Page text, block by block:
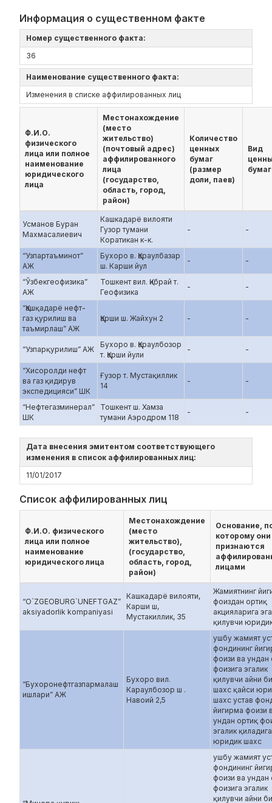
Информация о существенном факте
Номер существенного факта:
36
Наименование существенного факта:
Изменения в списке аффилированных лиц
Ф.И.О.
физического
лица или полное
наименование
юридического
лица
Местонахождение
(место
жительство)
(почтовый адрес)
аффилированного
лица
(государство,
область, город,
район)
Количество
ценных
бумаг
(размер
доли, паев)
Вид
бумаг
Усманов Буран
Махмасалиевич
Кашкадарё вилояти
Гузор тумани
Коратикан к-к.
- -
“Узпартаъминот”
АЖ
Бухоро в. Қараулбазар
ш. Карши йул
- -
“Ўзбекгеофизика”
АЖ
Тошкент вил. Қибрай т.
Геофизика
- -
“Қашқадарё нефт-
газ қурилиш ва
таъмирлаш” АЖ
Қарши ш. Жайхун 2 - -
“Узпарқурилиш” АЖ
Бухоро в. Қараулбозор
т. Қарши йули
- -
“Хисоролди нефт
ва газ қидирув
экспедицияси” ШК
Ғузор т. Мустақиллик
14
- -
“Нефтегазминерал”
ШК
Тошкент ш. Хамза
тумани Аэродром 118
- -
Дата внесения эмитентом соответствующего
изменения в список аффилированных лиц:
11/01/2017
Список аффилированных лиц
Ф.И.О. физического
лица или полное
наименование
юридического лица
Местонахождение
(место
жительство),
(государство,
область, город,
район)
Основание,
которому они
признаются
лицами
“O`ZGEOBURG`UNEFTGAZ”
aksiyadorlik kompaniyasi
Кашкадарё вилояти,
Карши ш,
Мустакиллик, 35
Жамиятнинг
фоиздан ортиқ
акцияларига
қилувчи
“Бухоронефтгазпармалаш
ишлари” АЖ
Бухоро вил.
Караулбозор ш .
Навоий 2,5
ушбу жамият
фондининг
фоизи ва ундан
фоизига эгалик
қилувчи айни
шахс қайси
шахс устав
йигирма фоизи
ундан ортиқ
эгалик
юридик шахс
ушбу жамият
фондининг
фоизи ва ундан
фоизига эгалик
қилувчи айни